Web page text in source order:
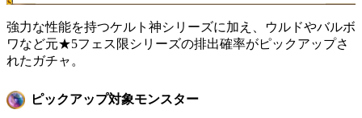
強力な性能を持つケルト神シリーズに加え、ウルドやバルボ
ワなど元★5フェス限シリーズの排出確率がピックアップさ
れたガチャ。
ピックアップ対象モンスター